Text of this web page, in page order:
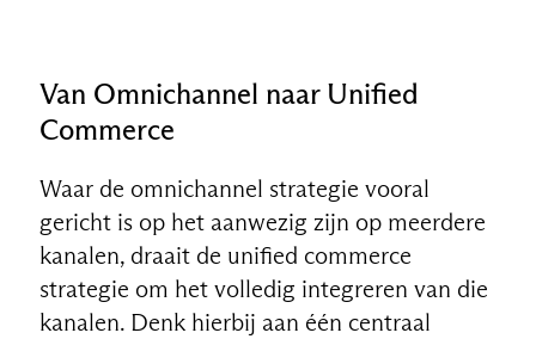
Van Omnichannel naar Unified
Commerce
Waar de omnichannel strategie vooral
gericht is op het aanwezig zijn op meerdere
kanalen, draait de unified commerce
strategie om het volledig integreren van die
kanalen. Denk hierbij aan één centraal